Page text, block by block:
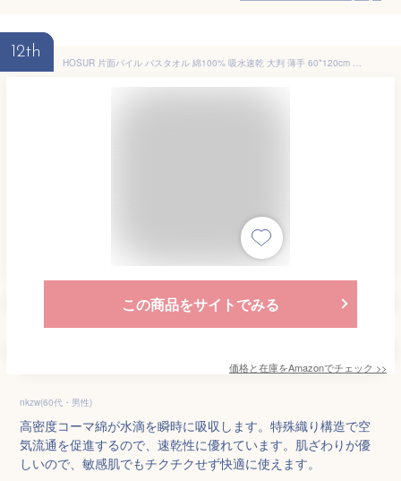
12th
HOSUR 片面パイル バスタオル 綿100% 吸水速乾 大判 薄手 60*120cm 2枚セット 持ち運び 部屋干し ガーゼ コットン 軽い 肌触りが良い ふわふわ 毛羽落ちしにくい 耐久性 ネービー
この商品をサイトでみる
価格と在庫をAmazonでチェック >>
nkzw(60代・男性)
高密度コーマ綿が水滴を瞬時に吸収します。特殊織り構造で空
気流通を促進するので、速乾性に優れています。肌ざわりが優
しいので、敏感肌でもチクチクせず快適に使えます。